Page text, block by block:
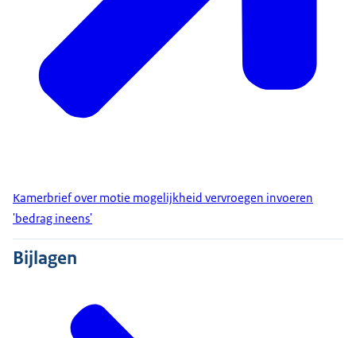
Kamerbrief over motie mogelijkheid vervroegen invoeren
'bedrag ineens'
Bijlagen